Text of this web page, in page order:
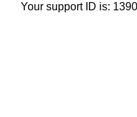
Your support ID is: